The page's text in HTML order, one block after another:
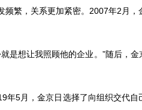
繁，关系更加紧密。 2007年2 月，
是想让我照顾他的企业。 ”随后，金
年5月，金京日选择了向组织交代